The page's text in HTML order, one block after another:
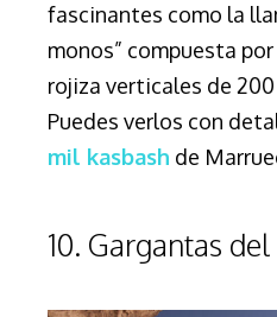
fascinantes como la
monos” compuesta
rojiza verticales de
Puedes verlos con
mil kasbash de
10. Gargantas